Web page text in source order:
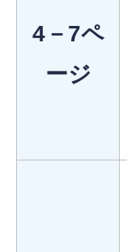
4－7ペ
ージ